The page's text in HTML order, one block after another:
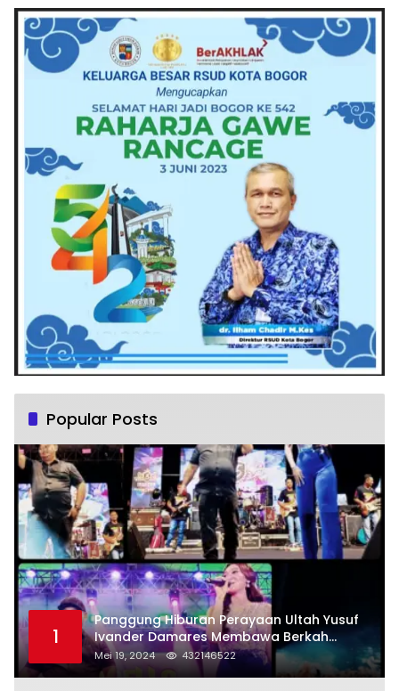
Popular Posts
1
Panggung Hiburan Perayaan Ultah Yusuf
Ivander Damares Membawa Berkah
Warga Kejapanan
Mei 19, 2024 432146522